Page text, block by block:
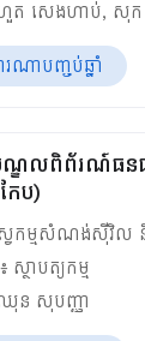
ត សេងហាប់, សុក
ណាបញ្ចប់ឆ្នាំ
ណ្ឌលពិព័រណ៍ធនធ
ែប)
វកម្មសំណង់ស៊ីវិល និ
ស្ថាបត្យកម្ម
ន សុបញ្ញា